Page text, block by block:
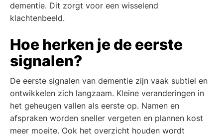
dementie. Dit zorgt voor een wisselend
klachtenbeeld.
Hoe herken je de eerste
signalen?
De eerste signalen van dementie zijn vaak subtiel en
ontwikkelen zich langzaam. Kleine veranderingen in
het geheugen vallen als eerste op. Namen en
afspraken worden sneller vergeten en plannen kost
meer moeite. Ook het overzicht houden wordt